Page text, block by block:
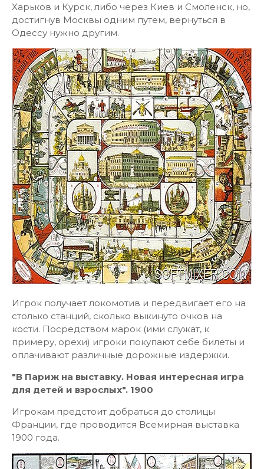
Харьков и Курск, либо через Киев и Смоленск, но,
достигнув Москвы одним путем, вернуться в
Одессу нужно другим.
Игрок получает локомотив и передвигает его на
столько станций, сколько выкинуто очков на
кости. Посредством марок (ими служат, к
примеру, орехи) игроки покупают себе билеты и
оплачивают различные дорожные издержки.
"В Париж на выставку. Новая интересная игра
для детей и взрослых". 1900
Игрокам предстоит добраться до столицы
Франции, где проводится Всемирная выставка
1900 года.